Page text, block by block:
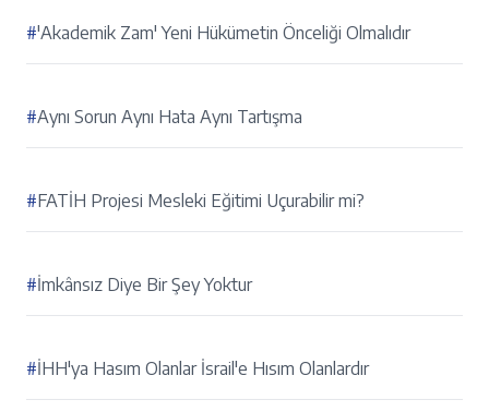
#'Akademik Zam' Yeni Hükümetin Önceliği Olmalıdır
#Aynı Sorun Aynı Hata Aynı Tartışma
#FATİH Projesi Mesleki Eğitimi Uçurabilir mi?
#İmkânsız Diye Bir Şey Yoktur
#İHH'ya Hasım Olanlar İsrail'e Hısım Olanlardır